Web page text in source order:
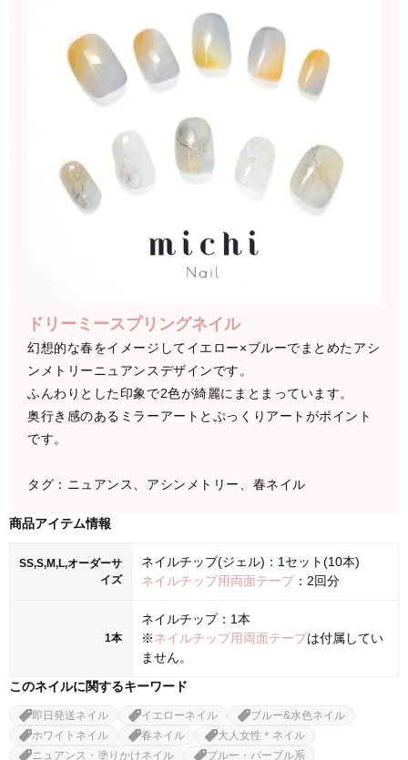
ドリーミースプリングネイル
幻想的な春をイメージしてイエロー×ブルーでまとめたアシ
ンメトリーニュアンスデザインです。
ふんわりとした印象で2色が綺麗にまとまっています。
奥行き感のあるミラーアートとぷっくりアートがポイント
です。
タグ：ニュアンス、アシンメトリー、春ネイル
商品アイテム情報
SS,S,M,L,オーダーサ
イズ
ネイルチップ(ジェル)：1セット(10本)
ネイルチップ用両面テープ：2回分
1本
ネイルチップ：1本
※ネイルチップ用両面テープは付属してい
ません。
このネイルに関するキーワード
即日発送ネイル イエローネイル
ブルー&水色ネイル
ホワイトネイル
春ネイル
大人女性＊ネイル
ニュアンス・塗りかけネイル
ブルー・パープル系